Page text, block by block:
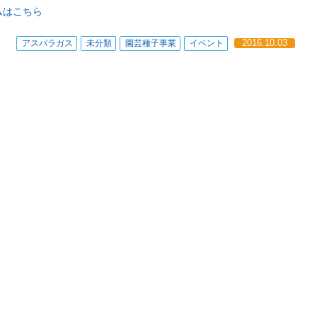
こちら
アスパラガス 未分類 園芸種子事業 イベント 2016.10.03